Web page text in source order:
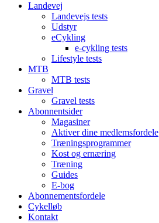
Landevej
Landevejs tests
Udstyr
eCykling
e-cykling tests
Lifestyle tests
MTB
MTB tests
Gravel
Gravel tests
Abonnentsider
Magasiner
Aktiver dine medlemsfordele
Træningsprogrammer
Kost og ernæring
Træning
Guides
E-bog
Abonnementsfordele
Cykelløb
Kontakt